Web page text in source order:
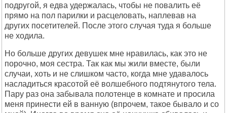
подругой, я едва удержалась, чтобы не повалить её
прямо на пол парилки и расцеловать, наплевав на
других посетителей. После этого случая туда я больше
не ходила.
Но больше других девушек мне нравилась, как это не
порочно, моя сестра. Так как мы жили вместе, были
случаи, хоть и не слишком часто, когда мне удавалось
насладиться красотой её волшебного подтянутого тела.
Пару раз она забывала полотенце в комнате и просила
меня принести ей в ванную (впрочем, такое бывало и со